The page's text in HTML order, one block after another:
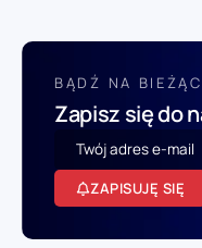
BĄDŹ NA
Zapisz się do
ZAPISUJĘ SIĘ